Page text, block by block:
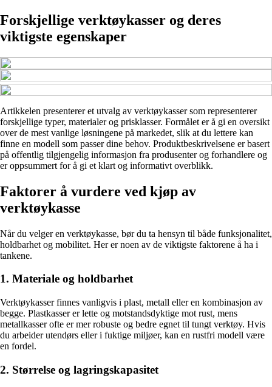
Forskjellige verktøykasser og deres
viktigste egenskaper
Artikkelen presenterer et utvalg av verktøykasser som representerer
forskjellige typer, materialer og prisklasser. Formålet er å gi en oversikt
over de mest vanlige løsningene på markedet, slik at du lettere kan
finne en modell som passer dine behov. Produktbeskrivelsene er basert
på offentlig tilgjengelig informasjon fra produsenter og forhandlere og
er oppsummert for å gi et klart og informativt overblikk.
Faktorer å vurdere ved kjøp av
verktøykasse
Når du velger en verktøykasse, bør du ta hensyn til både funksjonalitet,
holdbarhet og mobilitet. Her er noen av de viktigste faktorene å ha i
tankene.
1. Materiale og holdbarhet
Verktøykasser finnes vanligvis i plast, metall eller en kombinasjon av
begge. Plastkasser er lette og motstandsdyktige mot rust, mens
metallkasser ofte er mer robuste og bedre egnet til tungt verktøy. Hvis
du arbeider utendørs eller i fuktige miljøer, kan en rustfri modell være
en fordel.
2. Størrelse og lagringskapasitet